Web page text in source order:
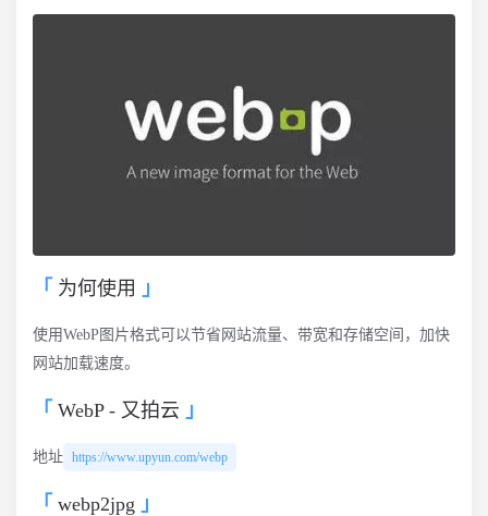
为何使用
使用WebP图片格式可以节省网站流量、带宽和存储空间，加快
网站加载速度。
WebP - 又拍云
地址 https://www.upyun.com/webp
webp2jpg